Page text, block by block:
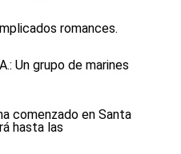
romances.
Un grupo de marines
comenzado en Santa
hasta las